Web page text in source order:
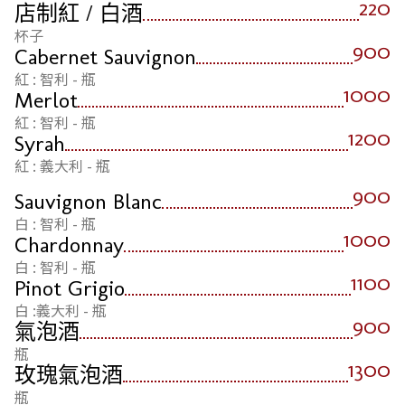
店制紅 / 白酒 220
杯子
Cabernet Sauvignon 900
紅 : 智利 - 瓶
Merlot 1000
紅 : 智利 - 瓶
Syrah 1200
紅 : 義大利 - 瓶
Sauvignon Blanc 900
白 : 智利 - 瓶
Chardonnay 1000
白 : 智利 - 瓶
Pinot Grigio 1100
白 :義大利 - 瓶
氣泡酒 900
瓶
玫瑰氣泡酒 1300
瓶